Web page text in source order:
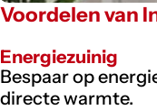
Voordelen van
Energiezuinig
Bespaar op
directe warmte.